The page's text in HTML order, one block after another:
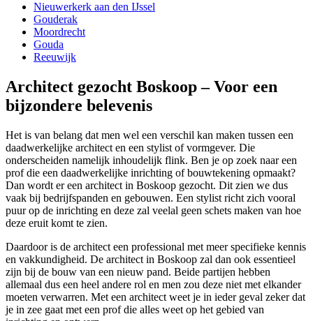
Nieuwerkerk aan den IJssel
Gouderak
Moordrecht
Gouda
Reeuwijk
Architect gezocht Boskoop – Voor een
bijzondere belevenis
Het is van belang dat men wel een verschil kan maken tussen een
daadwerkelijke architect en een stylist of vormgever. Die
onderscheiden namelijk inhoudelijk flink. Ben je op zoek naar een
prof die een daadwerkelijke inrichting of bouwtekening opmaakt?
Dan wordt er een architect in Boskoop gezocht. Dit zien we dus
vaak bij bedrijfspanden en gebouwen. Een stylist richt zich vooral
puur op de inrichting en deze zal veelal geen schets maken van hoe
deze eruit komt te zien.
Daardoor is de architect een professional met meer specifieke kennis
en vakkundigheid. De architect in Boskoop zal dan ook essentieel
zijn bij de bouw van een nieuw pand. Beide partijen hebben
allemaal dus een heel andere rol en men zou deze niet met elkander
moeten verwarren. Met een architect weet je in ieder geval zeker dat
je in zee gaat met een prof die alles weet op het gebied van